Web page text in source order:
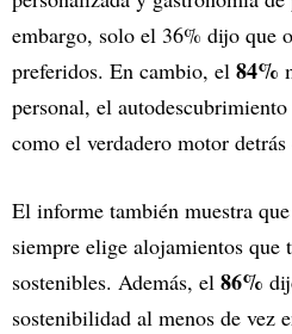
embargo, solo el 36% dijo que
preferidos. En cambio, el 84%
personal, el
como el verdadero motor detrás
El informe también muestra
siempre elige alojamientos que
sostenibles. Además, el 86%
sostenibilidad al menos de vez